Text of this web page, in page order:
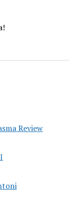
Review